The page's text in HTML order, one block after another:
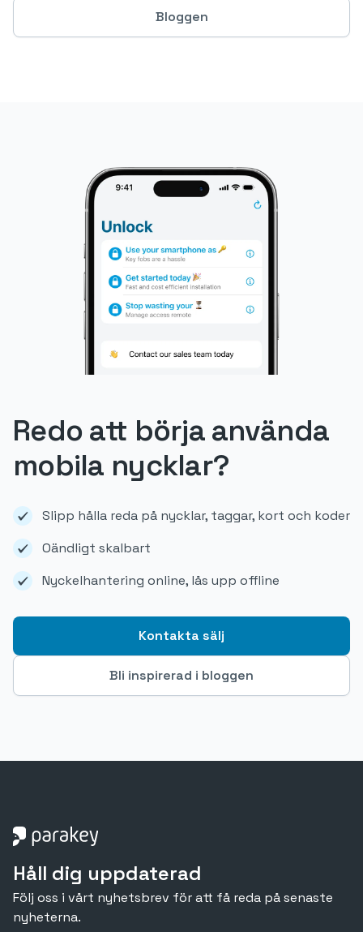
Bloggen
Redo att börja använda
mobila nycklar?
Slipp hålla reda på nycklar, taggar, kort och koder
Oändligt skalbart
Nyckelhantering online, lås upp offline
Kontakta sälj
Bli inspirerad i bloggen
Håll dig uppdaterad
Följ oss i vårt nyhetsbrev för att få reda på senaste
nyheterna.